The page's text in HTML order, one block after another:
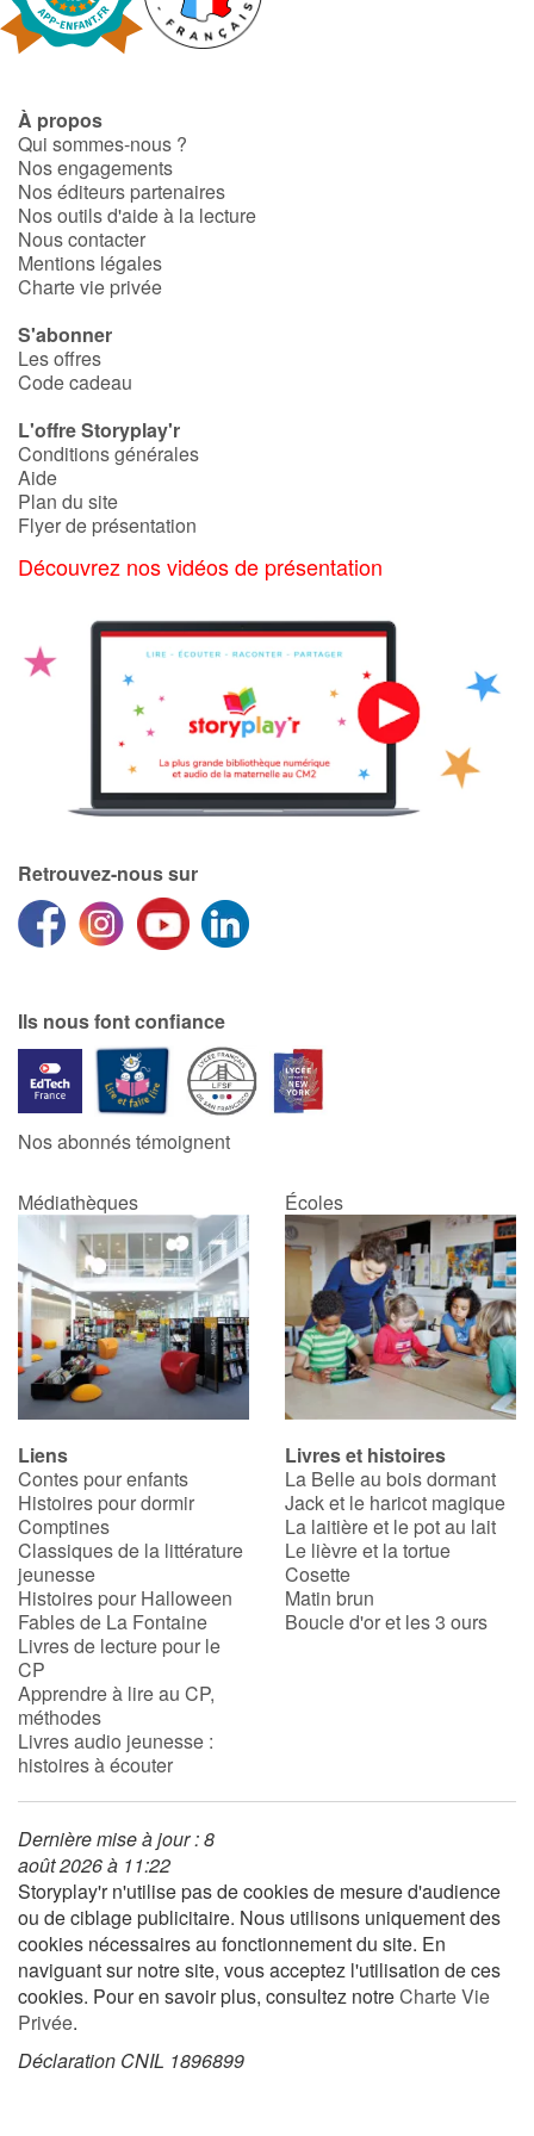
Fable, mythe, littérature et poésie
Ogres, monstres et sorcières
Héroïnes et héros
Écologie, nature, saisons
Les animaux
Voyage, épopée, enquête, aventure
Autour du monde
Apprentissage
Art, espace, activité
En famille
Quotidien et loisirs
Amour et amitié
Sujets de société
Formats et illustrations
Catalogue anglais
Contraste +
Aide
Accueil
Famille
Écoles
Médiathèques
Vidéos & Tutoriaux
Blog
Actualités
Rencontres et témoignages
Contes d'ici et d'ailleurs
Autour de la lecture
Apprendre à lire
Livre audio
À propos
Qui sommes-nous ?
Nos engagements
Nos éditeurs partenaires
Nos outils d'aide à la lecture
Nous contacter
Mentions légales
Charte vie privée
S'abonner
Les offres
Code cadeau
L'offre Storyplay'r
Conditions générales
Aide
Plan du site
Flyer de présentation
Découvrez nos vidéos de présentation
Retrouvez-nous sur
Ils nous font confiance
Nos abonnés témoignent
Médiathèques Écoles
Liens
Contes pour enfants
Histoires pour dormir
Comptines
Classiques de la littérature
jeunesse
Histoires pour Halloween
Fables de La Fontaine
Livres de lecture pour le
CP
Apprendre à lire au CP,
méthodes
Livres audio jeunesse :
histoires à écouter
Livres et histoires
La Belle au bois dormant
Jack et le haricot magique
La laitière et le pot au lait
Le lièvre et la tortue
Cosette
Matin brun
Boucle d'or et les 3 ours
Dernière mise à jour : 8
août 2026 à 11:22
Storyplay'r n'utilise pas de cookies de mesure d'audience
ou de ciblage publicitaire. Nous utilisons uniquement des
cookies nécessaires au fonctionnement du site. En
naviguant sur notre site, vous acceptez l'utilisation de ces
cookies. Pour en savoir plus, consultez notreCharte Vie
Privée.
Déclaration CNIL 1896899